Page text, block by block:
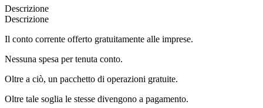
Descrizione
Descrizione
Il conto corrente offerto gratuitamente alle imprese.
Nessuna spesa per tenuta conto.
Oltre a ciò, un pacchetto di operazioni gratuite.
Oltre tale soglia le stesse divengono a pagamento.